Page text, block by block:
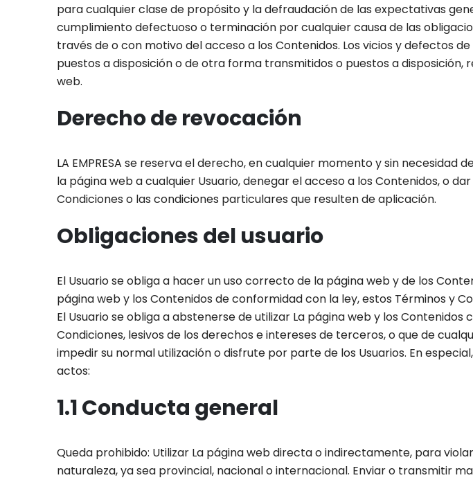
para cualquier clase de propósito y la defraudación de las expectativas
cumplimiento defectuoso o terminación por cualquier causa de las
través de o con motivo del acceso a los Contenidos. Los vicios y defectos
puestos a disposición o de otra forma transmitidos o puestos a
web.
Derecho de revocación
LA EMPRESA se reserva el derecho, en cualquier momento y sin
la página web a cualquier Usuario, denegar el acceso a los Contenidos, o
Condiciones o las condiciones particulares que resulten de aplicación.
Obligaciones del usuario
El Usuario se obliga a hacer un uso correcto de la página web y de los
página web y los Contenidos de conformidad con la ley, estos Términos y
El Usuario se obliga a abstenerse de utilizar La página web y los
Condiciones, lesivos de los derechos e intereses de terceros, o que de
impedir su normal utilización o disfrute por parte de los Usuarios. En
actos:
1.1 Conducta general
Queda prohibido: Utilizar La página web directa o indirectamente, para
naturaleza, ya sea provincial, nacional o internacional. Enviar o transmitir